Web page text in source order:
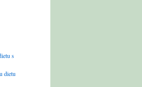
s
dietu